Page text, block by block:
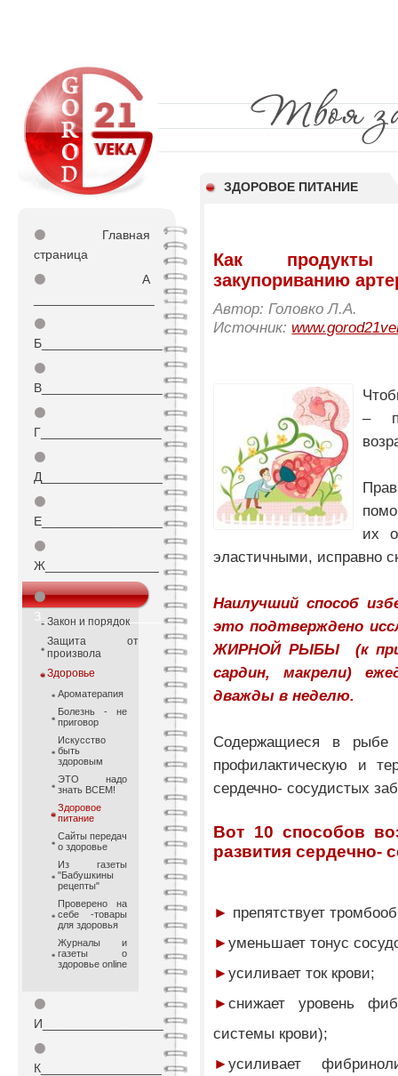
ЗДОРОВОЕ ПИТАНИЕ
⚫
Главная
страница
⚫
А
⚫
Б_________________
⚫
В_________________
⚫
Г_________________
⚫
Д_________________
⚫
Е_________________
⚫
Ж________________
⚫
З_________________
Закон и порядок
Защита от
произвола
Здоровье
Ароматерапия
Болезнь - не
приговор
Искусство
быть
здоровым
ЭТО надо
знать ВСЕМ!
Здоровое
питание
Сайты передач
о здоровье
Из газеты
"Бабушкины
рецепты"
Проверено на
себе -товары
для здоровья
Журналы и
газеты о
здоровье online
⚫
И_________________
⚫
К_________________
Как продукты
закупориванию
Автор: Головко Л.А.
Источник:
–
их
эластичными,
Наилучший способ
это подтверждено
ЖИРНОЙ РЫБЫ (к
сардин, макрели)
дважды в неделю.
Содержащиеся в рыбе
профилактическую и
сердечно- сосудистых
Вот 10 способов
развития сердечно-
► препятствует
►уменьшает тонус
►усиливает ток крови;
►снижает уровень
системы крови);
►усиливает